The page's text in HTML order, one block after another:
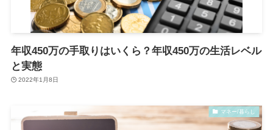
年収450万の手取りはいくら？年収450万の生活レベル
と実態
2022年1月8日
マネー/暮らし